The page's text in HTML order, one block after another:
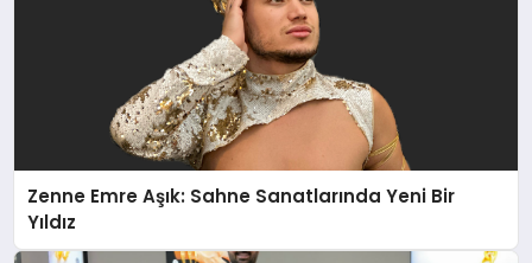
Zenne Emre Aşık: Sahne Sanatlarında Yeni Bir
Yıldız